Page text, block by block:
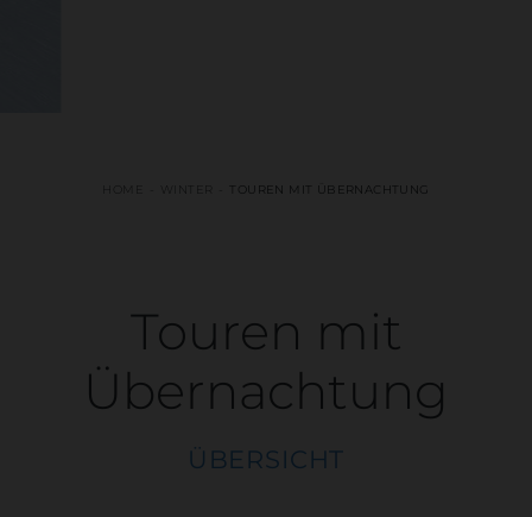
WINTER TOUREN MIT ÜBERNACHTUNG
Touren mit
Übernachtung
ÜBERSICHT